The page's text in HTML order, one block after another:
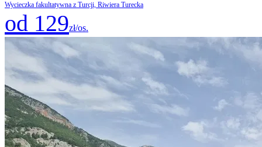
Wycieczka fakultatywna z Turcji, Riwiera Turecka
od 129zł/os.